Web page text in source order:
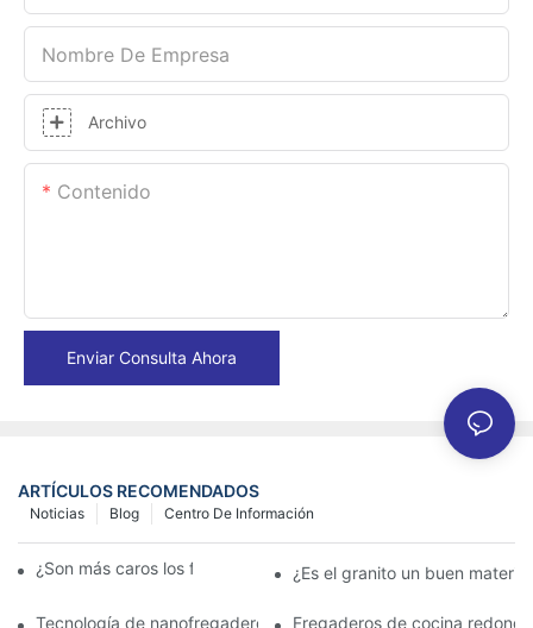
Nombre De Empresa
Archivo
Contenido
Enviar Consulta Ahora
ARTÍCULOS RECOMENDADOS
Centro De Información
Blog
Noticias
¿Son más caros los fregaderos de granito?¿Es el granito un buen
Tecnología de nanofregaderos: lo que los propietarios deben
Fregaderos de cocina